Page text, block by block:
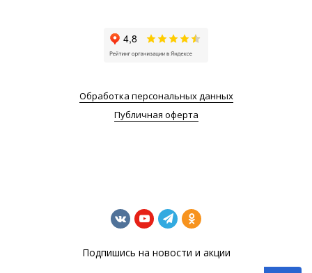
Обработка персональных данных
Публичная оферта
Подпишись на новости и акции